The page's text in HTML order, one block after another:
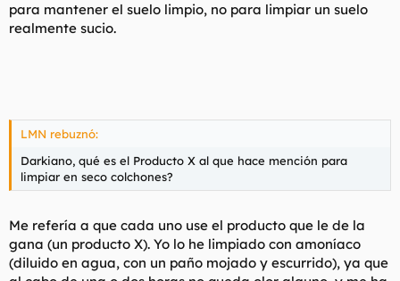
para mantener el suelo limpio, no para limpiar un suelo
realmente sucio.
LMN rebuznó:
Darkiano, qué es el Producto X al que hace mención para
limpiar en seco colchones?
Me refería a que cada uno use el producto que le de la
gana (un producto X). Yo lo he limpiado con amoníaco
(diluido en agua, con un paño mojado y escurrido), ya que